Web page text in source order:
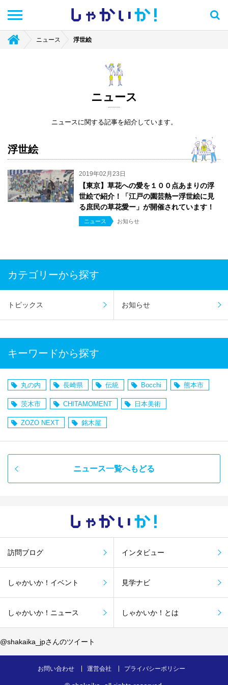
しゃかい か！
ニュース 浮世絵
ニュース
ニュースに関する記事を紹介しています。
浮世絵
2019年02月23日
【東京】草花への愛を１００点あまりの浮
世絵で紹介！「江戸の園芸熱ー浮世絵に見
る庶民の草花愛ー」が開催されています！
ニュース お知らせ
カテゴリーから探す
トピックス お知らせ
キーワードから探す
丸の内 長崎県 伝統 Bocchi 熊本市
茨木市 CHITAMOMENT 日本美術
ZOZO NEXT 銘木屋
ニュース一覧へもどる
しゃかい か！
訪問ブログ インタビュー
しゃかいか！イベント 見学ナビ
しゃかいか！ニュース しゃかいか！とは
@shakaika_jpさんのツイート
お問い合わせ 運営会社 プライバシーポリシー